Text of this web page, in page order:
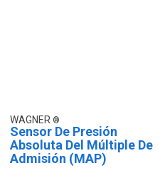
WAGNER
Sensor De Presión
Absoluta Del Múltiple De
Admisión (MAP)